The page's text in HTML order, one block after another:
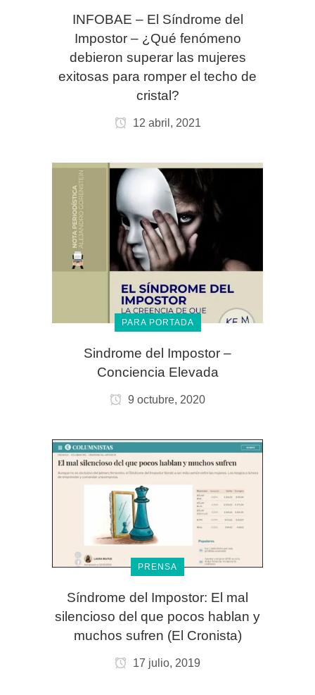
INFOBAE – El Síndrome del
Impostor – ¿Qué fenómeno
debieron superar las mujeres
exitosas para romper el techo de
cristal?
12 abril, 2021
PARA PORTADA
Sindrome del Impostor –
Conciencia Elevada
9 octubre, 2020
PRENSA
Síndrome del Impostor: El mal
silencioso del que pocos hablan y
muchos sufren (El Cronista)
17 julio, 2019